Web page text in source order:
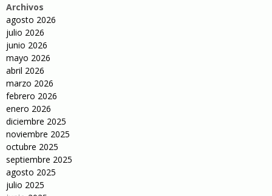
Archivos
agosto 2026
julio 2026
junio 2026
mayo 2026
abril 2026
marzo 2026
febrero 2026
enero 2026
diciembre 2025
noviembre 2025
octubre 2025
septiembre 2025
agosto 2025
julio 2025